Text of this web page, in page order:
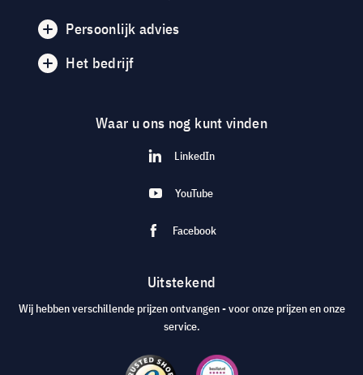
Persoonlijk advies
Het bedrijf
Waar u ons nog kunt vinden
LinkedIn
YouTube
Facebook
Uitstekend
Wij hebben verschillende prijzen ontvangen - voor onze prijzen en onze
service.